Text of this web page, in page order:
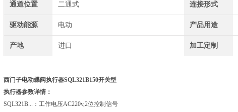
通道位置 二通式 连接形式
驱动能源 电动 产品用途
产地 进口 加工定制
西门子电动蝶阀执行器SQL321B150开关型
执行器参数详情：
SQL321B...：工作电压AC220v,2位控制信号